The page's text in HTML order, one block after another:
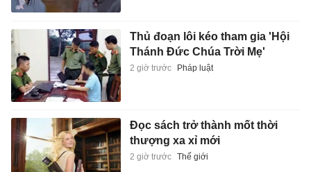
Thủ đoạn lôi kéo tham gia 'Hội
Thánh Đức Chúa Trời Mẹ'
2 giờ trước Pháp luật
Đọc sách trở thành mốt thời
thượng xa xỉ mới
2 giờ trước Thế giới